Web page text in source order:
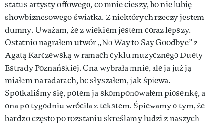
status artysty offowego, co mnie cieszy, bo nie lubię
showbiznesowego światka. Z niektórych rzeczy jestem
dumny. Uważam, że z wiekiem jestem coraz lepszy.
Ostatnio nagrałem utwór „No Way to Say Goodbye” z
Agatą Karczewską w ramach cyklu muzycznego Duety
Estrady Poznańskiej. Ona wybrała mnie, ale ja już ją
miałem na radarach, bo słyszałem, jak śpiewa.
Spotkaliśmy się, potem ja skomponowałem piosenkę, a
ona po tygodniu wróciła z tekstem. Śpiewamy o tym, że
bardzo często po rozstaniu skreślamy ludzi z naszych